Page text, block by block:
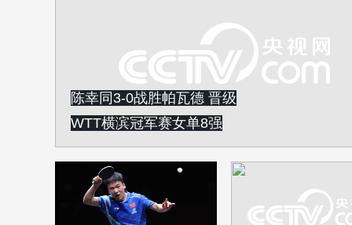
陈幸同3-0战胜帕瓦德 晋级
WTT横滨冠军赛女单8强